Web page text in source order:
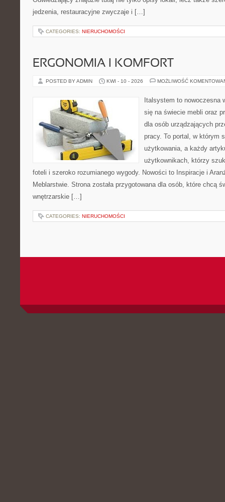
jedzenia, restauracyjne zwyczaje i […]
CATEGORIES: NIERUCHOMOŚCI
ERGONOMIA I KOMFORT
POSTED BY ADMIN KWI - 10 - 2026 MOŻLIWOŚĆ
Italsystem to nowoczesna
się na świecie mebli oraz
dla osób urządzających
pracy. To portal, w którym
użytkowania, a każdy
użytkownikach, którzy
foteli i szeroko rozumianego wygody. Nowości to Inspiracje i
Meblarstwie. Strona została przygotowana dla osób, które chcą
wnętrzarskie […]
CATEGORIES: NIERUCHOMOŚCI